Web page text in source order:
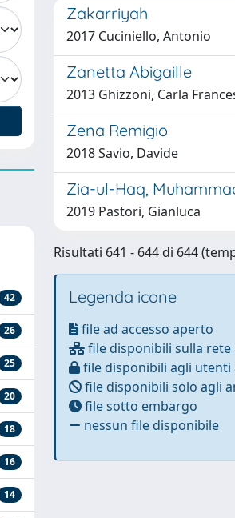
Zakarriyah
2017 Cuciniello, Antonio
Zanetta Abigaille
2013 Ghizzoni, Carla
Zena Remigio
2018 Savio, Davide
Zia-ul-Haq,
2019 Pastori, Gianluca
Risultati 641 - 644 di 644
Legenda icone
file ad accesso aperto
file disponibili sulla rete
file disponibili agli utenti
file disponibili solo agli
file sotto embargo
nessun file disponibile
42
26
25
20
18
16
14